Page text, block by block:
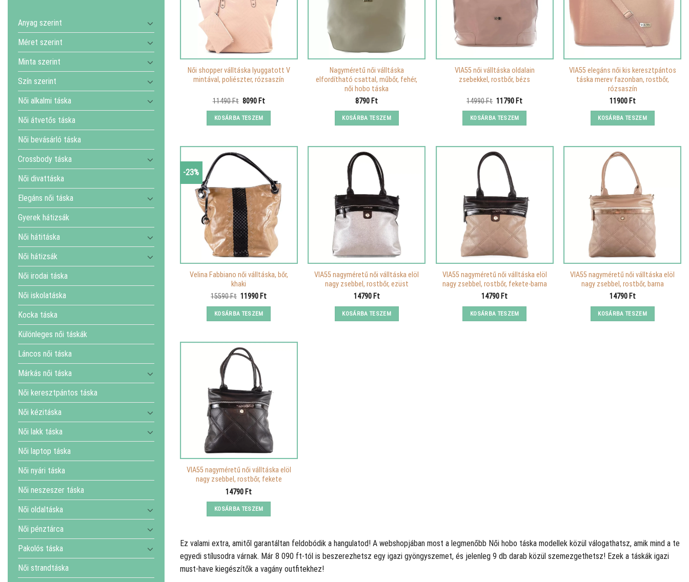
Anyag szerint
Méret szerint
Minta szerint
Szín szerint
Női alkalmi táska
Női átvetős táska
Női bevásárló táska
Crossbody táska
Női divattáska
Elegáns női táska
Gyerek hátizsák
Női hátitáska
Női hátizsák
Női irodai táska
Női iskolatáska
Kocka táska
Különleges női táskák
Láncos női táska
Márkás női táska
Női keresztpántos táska
Női kézitáska
Női lakk táska
Női laptop táska
Női nyári táska
Női neszeszer táska
Női oldaltáska
Női pénztárca
Pakolós táska
Női strandtáska
Női shopper válltáska lyuggatott V
mintával, poliészter, rózsaszín
11490Ft Original
was:
11490 Ft.
8090 FtCurrent
KOSÁRBA TESZEM
Nagyméretű női válltáska
elfordítható csattal, műbőr, fehér,
női hobo táska
8790 Ft
KOSÁRBA TESZEM
VIA55 női válltáska oldalain
zsebekkel, rostbőr, bézs
14990Ft Original
was:
14990 Ft.
11790 FtCurrent
KOSÁRBA TESZEM
VIA55 elegáns női kis keresztpántos
táska merev fazonban, rostbőr,
rózsaszín
11900 Ft
KOSÁRBA TESZEM
-23%
Velina Fabbiano női válltáska, bőr,
khaki
15590Ft Original
was:
15590 Ft.
11990 FtCurrent
KOSÁRBA TESZEM
VIA55 nagyméretű női válltáska elöl
nagy zsebbel, rostbőr, ezüst
14790 Ft
KOSÁRBA TESZEM
VIA55 nagyméretű női válltáska elöl
nagy zsebbel, rostbőr, fekete-barna
14790 Ft
KOSÁRBA TESZEM
VIA55 nagyméretű női válltáska elöl
nagy zsebbel, rostbőr, barna
14790 Ft
KOSÁRBA TESZEM
VIA55 nagyméretű női válltáska elöl
nagy zsebbel, rostbőr, fekete
14790 Ft
KOSÁRBA TESZEM
Ez valami extra, amitől garantáltan feldobódik a hangulatod! A webshopjában most a legmenőbb Női hobo táska modellek közül válogathatsz, amik mind a te
egyedi stílusodra várnak. Már 8 090 ft-tól is beszerezhetsz egy igazi gyöngyszemet, és jelenleg 9 db darab közül szemezgethetsz! Ezek a táskák igazi
must-have kiegészítők a vagány outfitekhez!